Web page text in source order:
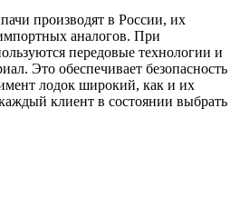
производят в России, их
аналогов. При
передовые технологии и
Это обеспечивает безопасность
лодок широкий, как и их
клиент в состоянии выбрать